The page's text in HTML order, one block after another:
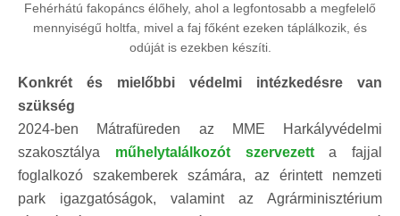
Fehérhátú fakopáncs élőhely, ahol a legfontosabb a megfelelő
mennyiségű holtfa, mivel a faj főként ezeken táplálkozik, és
odúját is ezekben készíti.
Konkrét és mielőbbi védelmi intézkedésre van
szükség
2024-ben Mátrafüreden az MME Harkályvédelmi
szakosztálya műhelytalálkozót szervezetta fajjal
foglalkozó szakemberek számára, az érintett nemzeti
park igazgatóságok, valamint az Agrárminisztérium